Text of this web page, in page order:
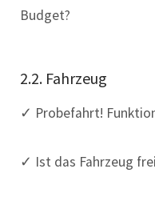
Budget?
2.2. Fahrzeug
✓ Probefahrt!
✓ Ist das Fahrzeug